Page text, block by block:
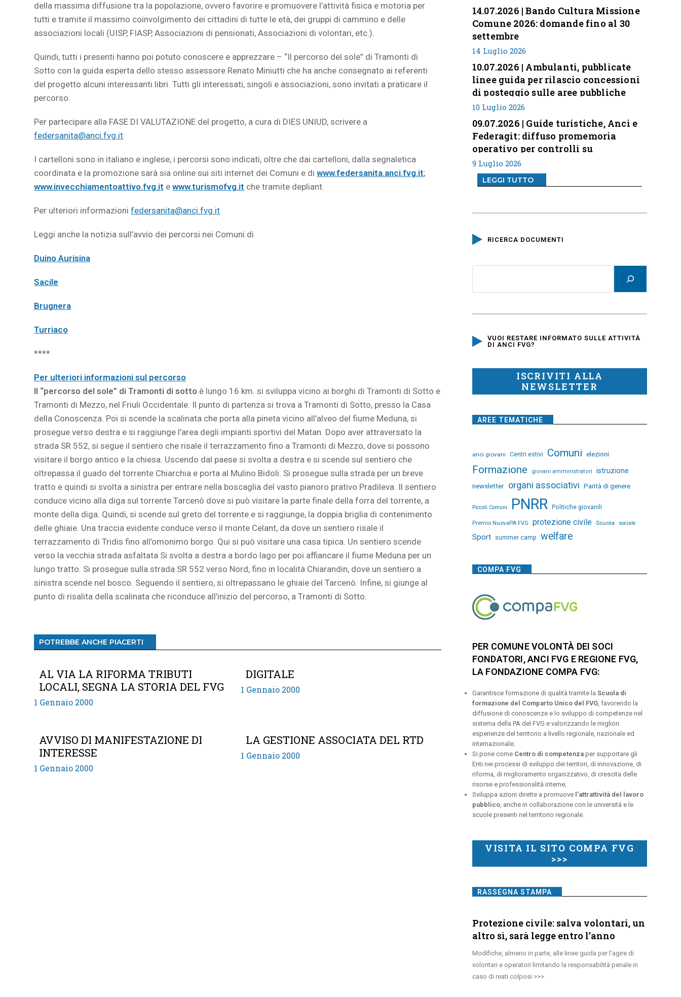
della massima diffusione tra la popolazione, ovvero favorire e promuovere l’attività fisica e motoria per
tutti e tramite il massimo coinvolgimento dei cittadini di tutte le età, dei gruppi di cammino e delle
associazioni locali (UISP, FIASP, Associazioni di pensionati, Associazioni di volontari, etc.).
Quindi, tutti i presenti hanno poi potuto conoscere e apprezzare – “Il percorso del sole” di Tramonti di
Sotto con la guida esperta dello stesso assessore Renato Miniutti che ha anche consegnato ai referenti
del progetto alcuni interessanti libri. Tutti gli interessati, singoli e associazioni, sono invitati a praticare il
percorso.
Per partecipare alla FASE DI VALUTAZIONE del progetto, a cura di DIES UNIUD, scrivere a
federsanita@anci.fvg.it
I cartelloni sono in italiano e inglese, i percorsi sono indicati, oltre che dai cartelloni, dalla segnaletica
coordinata e la promozione sarà sia online sui siti internet dei Comuni e diwww.federsanita.anci.fvg.it;
www.invecchiamentoattivo.fvg.it ewww.turismofvg.it che tramite depliant.
Per ulteriori informazionifedersanita@anci.fvg.it
Leggi anche la notizia sull’avvio dei percorsi nei Comuni di
Duino Aurisina
Sacile
Brugnera
Turriaco
****
Per ulteriori informazioni sul percorso
Il “percorso del sole” di Tramonti di sotto è lungo 16 km. si sviluppa vicino ai borghi di Tramonti di Sotto e
Tramonti di Mezzo, nel Friuli Occidentale. Il punto di partenza si trova a Tramonti di Sotto, presso la Casa
della Conoscenza. Poi si scende la scalinata che porta alla pineta vicino all’alveo del fiume Meduna, si
prosegue verso destra e si raggiunge l’area degli impianti sportivi del Matan. Dopo aver attraversato la
strada SR 552, si segue il sentiero che risale il terrazzamento fino a Tramonti di Mezzo, dove si possono
visitare il borgo antico e la chiesa. Uscendo dal paese si svolta a destra e si scende sul sentiero che
oltrepassa il guado del torrente Chiarchia e porta al Mulino Bidoli. Si prosegue sulla strada per un breve
tratto e quindi si svolta a sinistra per entrare nella boscaglia del vasto pianoro prativo Pradileva. Il sentiero
conduce vicino alla diga sul torrente Tarcenò dove si può visitare la parte finale della forra del torrente, a
monte della diga. Quindi, si scende sul greto del torrente e si raggiunge, la doppia briglia di contenimento
delle ghiaie. Una traccia evidente conduce verso il monte Celant, da dove un sentiero risale il
terrazzamento di Tridis fino all’omonimo borgo. Qui si può visitare una casa tipica. Un sentiero scende
verso la vecchia strada asfaltata Si svolta a destra a bordo lago per poi affiancare il fiume Meduna per un
lungo tratto. Si prosegue sulla strada SR 552 verso Nord, fino in località Chiarandin, dove un sentiero a
sinistra scende nel bosco. Seguendo il sentiero, si oltrepassano le ghiaie del Tarcenò. Infine, si giunge al
punto di risalita della scalinata che riconduce all’inizio del percorso, a Tramonti di Sotto.
POTREBBE ANCHE PIACERTI
AL VIA LA RIFORMA TRIBUTI
LOCALI, SEGNA LA STORIA DEL FVG
1 Gennaio 2000
DIGITALE
1 Gennaio 2000
AVVISO DI MANIFESTAZIONE DI
INTERESSE
1 Gennaio 2000
LA GESTIONE ASSOCIATA DEL RTD
1 Gennaio 2000
14.07.2026 | Bando Cultura Missione
Comune 2026: domande fino al 30
settembre
14 Luglio 2026
10.07.2026 | Ambulanti, pubblicate
linee guida per rilascio concessioni
di posteggio sulle aree pubbliche
10 Luglio 2026
09.07.2026 | Guide turistiche, Anci e
Federagit: diffuso promemoria
operativo per controlli su
professione
9 Luglio 2026
LEGGI TUTTO
RICERCA DOCUMENTI
VUOI RESTARE INFORMATO SULLE ATTIVITÀ
DI ANCI FVG?
ISCRIVITI ALLA
NEWSLETTER
AREE TEMATICHE
anci giovani Centri estivi Comuni elezioni
Formazione giovani amministratori
istruzione
newsletter organi associativi Parità di genere
Piccoli Comuni PNRR Politiche giovanili
Premio NuovaPA FVG protezione civile Scuola sociale
Sport summer camp welfare
COMPA FVG
PER COMUNE VOLONTÀ DEI SOCI
FONDATORI, ANCI FVG E REGIONE FVG,
LA FONDAZIONE COMPA FVG:
Garantisce formazione di qualità tramite la Scuola di
formazione del Comparto Unico del FVG, favorendo la
diffusione di conoscenze e lo sviluppo di competenze nel
sistema della PA del FVG e valorizzando le migliori
esperienze del territorio a livello regionale, nazionale ed
internazionale;
Si pone come Centro di competenzaper supportare gli
Enti nei processi di sviluppo dei territori, di innovazione, di
riforma, di miglioramento organizzativo, di crescita delle
risorse e professionalità interne;
Sviluppa azioni dirette a promuove l’attrattività del lavoro
pubblico, anche in collaborazione con le università e le
scuole presenti nel territorio regionale.
VISITA IL SITO COMPA FVG
>>>
RASSEGNA STAMPA
Protezione civile: salva volontari, un
altro sì, sarà legge entro l’anno
Modifiche, almeno in parte, alle linee guida per l’agire di
volontari e operatori limitando la responsabilità penale in
caso di reati colposi